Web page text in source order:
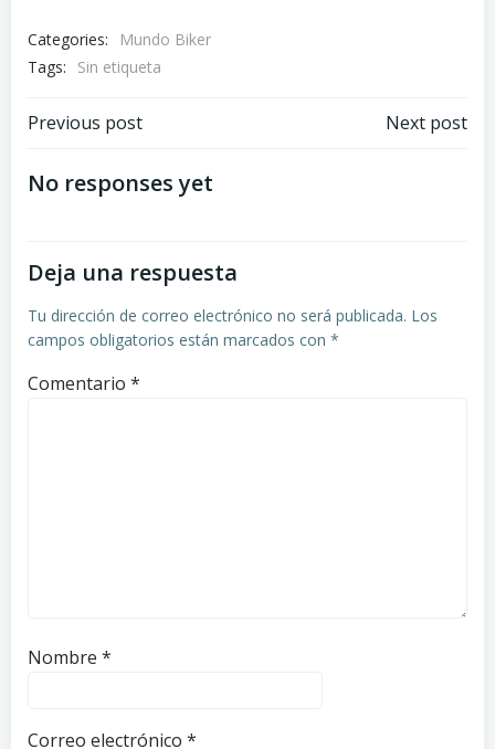
Categories:
Mundo Biker
Tags:
Sin etiqueta
Navegación
por
entradas
Previous post
Navegación
entradas
Next post
No responses yet
Deja una respuesta
Tu dirección de correo electrónico no será publicada. Los
campos obligatorios están marcados con *
Comentario *
Nombre *
Correo electrónico *